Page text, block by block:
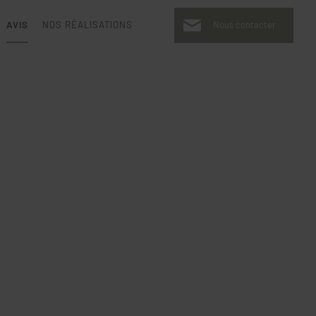
AVIS NOS RÉALISATIONS Nous contacter